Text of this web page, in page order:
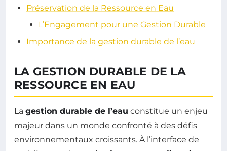
Préservation de la Ressource en Eau
L’Engagement pour une Gestion Durable
Importance de la gestion durable de l’eau
LA GESTION DURABLE DE LA
RESSOURCE EN EAU
La gestion durable de l’eau constitue un enjeu
majeur dans un monde confronté à des défis
environnementaux croissants. À l’interface de